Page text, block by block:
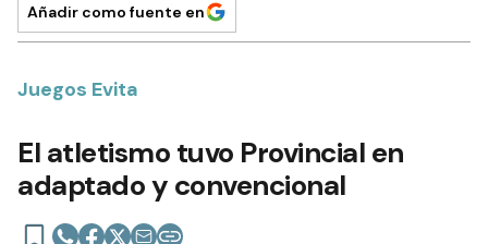
Añadir como fuente en
Juegos Evita
El atletismo tuvo Provincial en
adaptado y convencional